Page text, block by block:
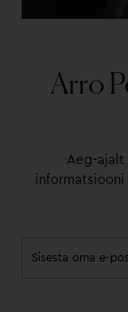
Arro
Aeg-ajalt
informatsiooni